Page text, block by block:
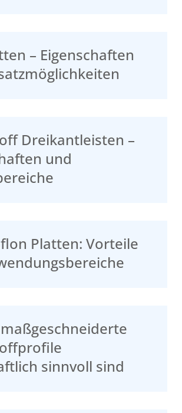
– Eigenschaften
Dreikantleisten –
und
Platten: Vorteile
sinnvoll sind